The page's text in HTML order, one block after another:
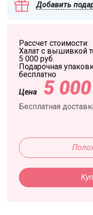
Добавить
Рассчет стоимости:
Халат с вышивкой
5 000 руб.
Подарочная
бесплатно
Цена
5 000
Бесплатная